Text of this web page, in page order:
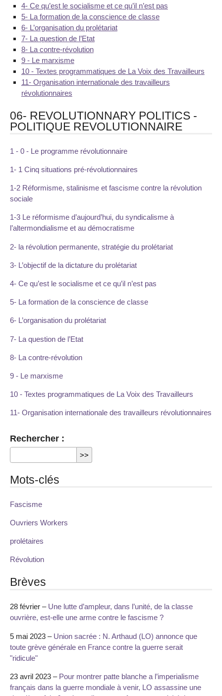
4- Ce qu’est le socialisme et ce qu’il n’est pas
5- La formation de la conscience de classe
6- L’organisation du prolétariat
7- La question de l’Etat
8- La contre-révolution
9 - Le marxisme
10 - Textes programmatiques de La Voix des Travailleurs
11- Organisation internationale des travailleurs
révolutionnaires
06- REVOLUTIONNARY POLITICS -
POLITIQUE REVOLUTIONNAIRE
1 - 0 - Le programme révolutionnaire
1- 1 Cinq situations pré-révolutionnaires
1-2 Réformisme, stalinisme et fascisme contre la révolution
sociale
1-3 Le réformisme d’aujourd’hui, du syndicalisme à
l’altermondialisme et au démocratisme
2- la révolution permanente, stratégie du prolétariat
3- L’objectif de la dictature du prolétariat
4- Ce qu’est le socialisme et ce qu’il n’est pas
5- La formation de la conscience de classe
6- L’organisation du prolétariat
7- La question de l’Etat
8- La contre-révolution
9 - Le marxisme
10 - Textes programmatiques de La Voix des Travailleurs
11- Organisation internationale des travailleurs révolutionnaires
Rechercher :
Mots-clés
Fascisme
Ouvriers Workers
prolétaires
Révolution
Brèves
28 février – Une lutte d’ampleur, dans l’unité, de la classe
ouvrière, est-elle une arme contre le fascisme ?
5 mai 2023 – Union sacrée : N. Arthaud (LO) annonce que
toute grève générale en France contre la guerre serait
"ridicule"
23 avril 2023 – Pour montrer patte blanche a l’imperialisme
français dans la guerre mondiale à venir, LO assassine une